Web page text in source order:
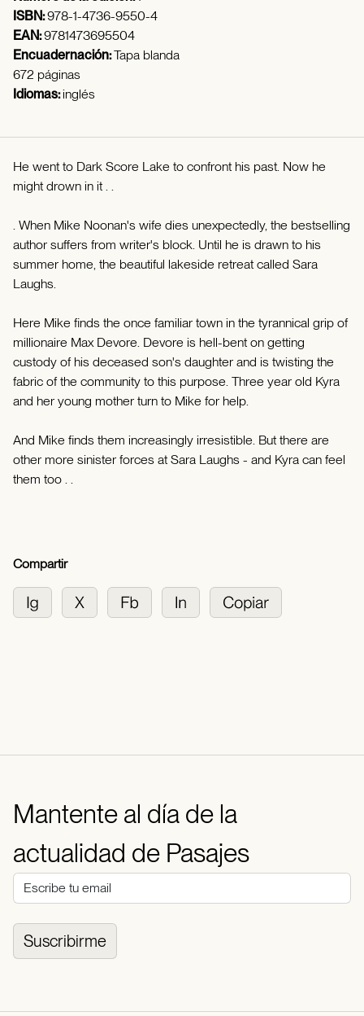
ISBN:978-1-4736-9550-4
EAN:9781473695504
Encuadernación:Tapa blanda
672 páginas
Idiomas:inglés
He went to Dark Score Lake to confront his past. Now he
might drown in it . .
. When Mike Noonan's wife dies unexpectedly, the bestselling
author suffers from writer's block. Until he is drawn to his
summer home, the beautiful lakeside retreat called Sara
Laughs.
Here Mike finds the once familiar town in the tyrannical grip of
millionaire Max Devore. Devore is hell-bent on getting
custody of his deceased son's daughter and is twisting the
fabric of the community to this purpose. Three year old Kyra
and her young mother turn to Mike for help.
And Mike finds them increasingly irresistible. But there are
other more sinister forces at Sara Laughs - and Kyra can feel
them too . .
Compartir
Mantente al día de la
actualidad de Pasajes
Suscribirme